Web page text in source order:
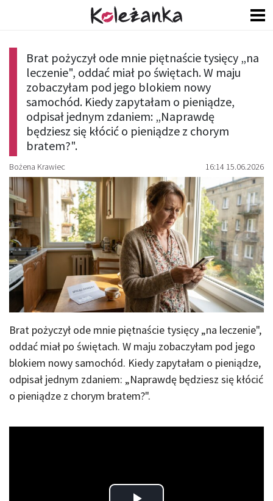
Brat pożyczył ode mnie piętnaście tysięcy „na
leczenie", oddać miał po świętach. W maju
zobaczyłam pod jego blokiem nowy
samochód. Kiedy zapytałam o pieniądze,
odpisał jednym zdaniem: „Naprawdę
będziesz się kłócić o pieniądze z chorym
bratem?".
Bożena Krawiec 16:14 15.06.2026
Brat pożyczył ode mnie piętnaście tysięcy „na leczenie",
oddać miał po świętach. W maju zobaczyłam pod jego
blokiem nowy samochód. Kiedy zapytałam o pieniądze,
odpisał jednym zdaniem: „Naprawdę będziesz się kłócić
o pieniądze z chorym bratem?".